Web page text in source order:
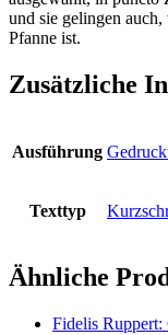
und sie gelingen
Pfanne ist.
Zusätzliche
Ausführung
Texttyp
Ähnliche
Fidelis Ruppert: